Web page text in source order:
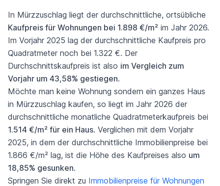
In Mürzzuschlag liegt der durchschnittliche, ortsübliche
Kaufpreis für Wohnungen bei 1.898 €/m² im Jahr 2026.
Im Vorjahr 2025 lag der durchschnittliche Kaufpreis pro
Quadratmeter noch bei 1.322 €. Der
Durchschnittskaufpreis ist also im Vergleich zum
Vorjahr um 43,58% gestiegen.
Möchte man keine Wohnung sondern ein ganzes Haus
in Mürzzuschlag kaufen, so liegt im Jahr 2026 der
durchschnittliche monatliche Quadratmeterkaufpreis bei
1.514 €/m² für ein Haus. Verglichen mit dem Vorjahr
2025, in dem der durchschnittliche Immobilienpreise bei
1.866 €/m² lag, ist die Höhe des Kaufpreises also um
18,85% gesunken.
Springen Sie direkt zu Immobilienpreise für Wohnungen